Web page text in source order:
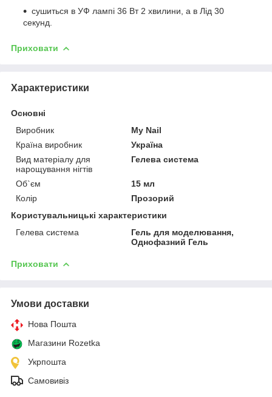
сушиться в УФ лампі 36 Вт 2 хвилини, а в Лід 30
секунд.
Приховати
Характеристики
Основні
Виробник
My Nail
Країна виробник
Україна
Вид матеріалу для
нарощування нігтів
Гелева система
Об`єм
15 мл
Колір
Прозорий
Користувальницькі характеристики
Гелева система
Гель для моделювання,
Однофазний Гель
Приховати
Умови доставки
Нова Пошта
Магазини Rozetka
Укрпошта
Самовивіз